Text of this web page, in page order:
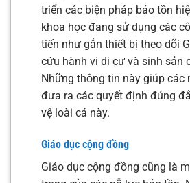
triển các biện pháp bảo tồn
khoa học đang sử dụng các
tiến như gắn thiết bị theo dõi
cứu hành vi di cư và sinh sản
Những thông tin này giúp các
đưa ra các quyết định đúng
vệ loài cá này.
Giáo dục cộng đồng
Giáo dục cộng đồng cũng là